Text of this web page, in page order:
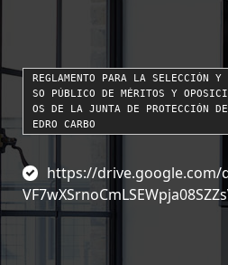
REGLAMENTO PARA LA SELECCIÓN Y
SO PÚBLICO DE MÉRITOS Y
OS DE LA JUNTA DE PROTECCIÓN
EDRO CARBO
https://drive.google.com/